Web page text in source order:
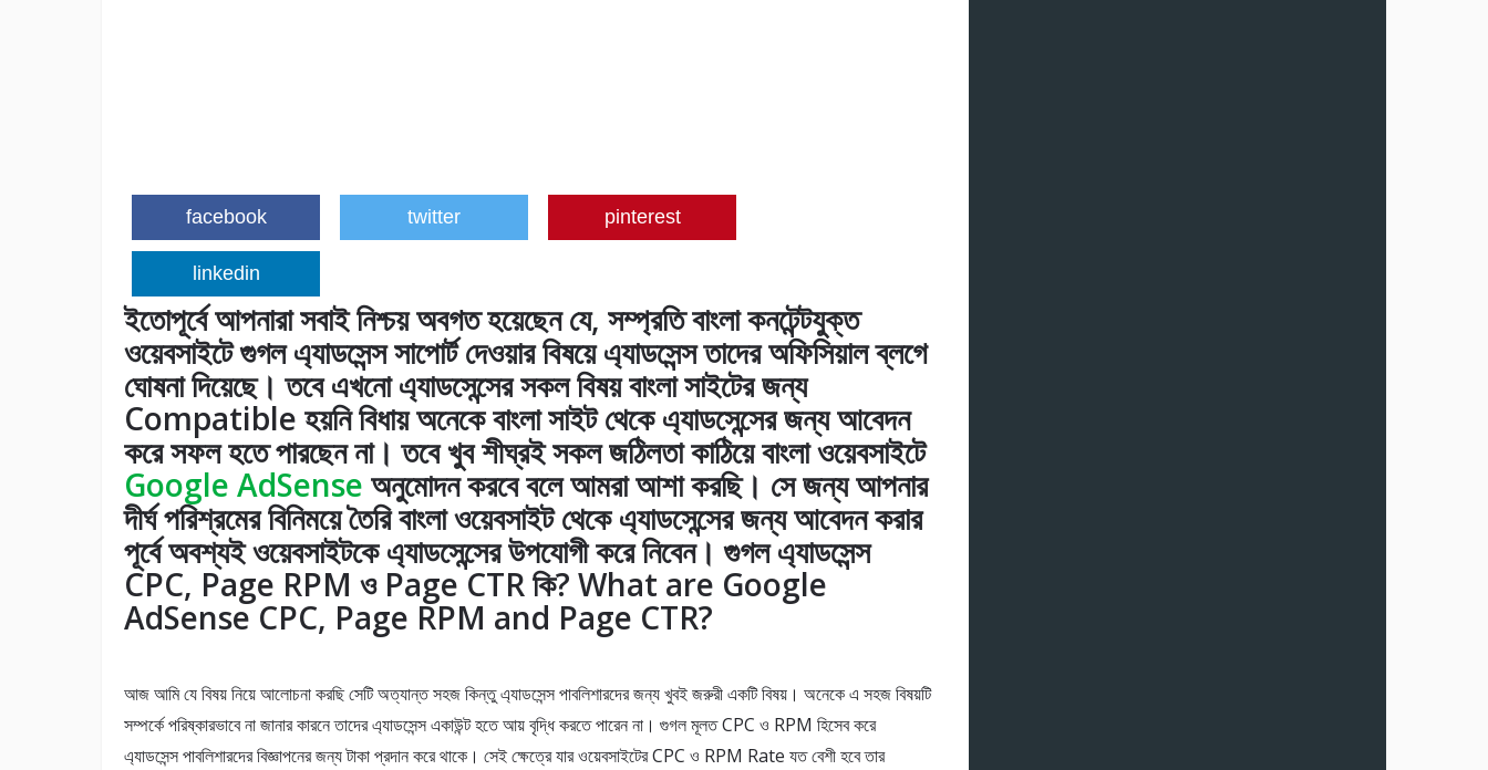
facebook twitter pinterest
linkedin
ইতোপূর্বে আপনারা সবাই নিশ্চয় অবগত হয়েছেন যে, সম্প্রতি বাংলা কনটেন্টযুক্ত
ওয়েবসাইটে গুগল এ্যাডসেন্স সাপোর্ট দেওয়ার বিষয়ে এ্যাডসেন্স তাদের অফিসিয়াল ব্লগে
ঘোষনা দিয়েছে। তবে এখনো এ্যাডসেন্সের সকল বিষয় বাংলা সাইটের জন্য
Compatible হয়নি বিধায় অনেকে বাংলা সাইট থেকে এ্যাডসেন্সের জন্য আবেদন
করে সফল হতে পারছেন না। তবে খুব শীঘ্রই সকল জঠিলতা কাঠিয়ে বাংলা ওয়েবসাইটে
Google AdSense অনুমোদন করবে বলে আমরা আশা করছি। সে জন্য আপনার
দীর্ঘ পরিশ্রমের বিনিময়ে তৈরি বাংলা ওয়েবসাইট থেকে এ্যাডসেন্সের জন্য আবেদন করার
পূর্বে অবশ্যই ওয়েবসাইটকে এ্যাডসেন্সের উপযোগী করে নিবেন। গুগল এ্যাডসেন্স
CPC, Page RPM ও Page CTR কি? What are Google
AdSense CPC, Page RPM and Page CTR?
আজ আমি যে বিষয় নিয়ে আলোচনা করছি সেটি অত্যান্ত সহজ কিন্তু এ্যাডসেন্স পাবলিশারদের জন্য খুবই জরুরী একটি বিষয়। অনেকে এ সহজ বিষয়টি
সম্পর্কে পরিষ্কারভাবে না জানার কারনে তাদের এ্যাডসেন্স একাউন্ট হতে আয় বৃদ্ধি করতে পারেন না। গুগল মূলত CPC ও RPM হিসেব করে
এ্যাডসেন্স পাবলিশারদের বিজ্ঞাপনের জন্য টাকা প্রদান করে থাকে। সেই ক্ষেত্রে যার ওয়েবসাইটের CPC ও RPM Rate যত বেশী হবে তার